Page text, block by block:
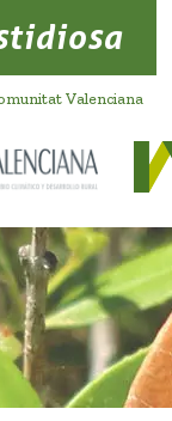
Valenciana